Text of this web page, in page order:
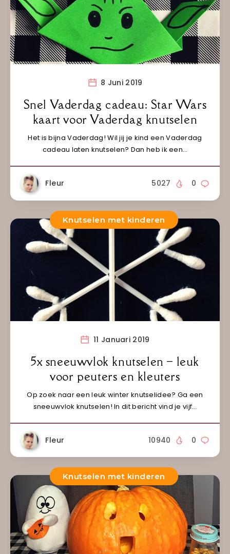
8 Juni 2019
Snel Vaderdag cadeau: Star Wars
kaart voor Vaderdag knutselen
Het is bijna Vaderdag! Wil jij je kind een Vaderdag
cadeau laten knutselen? Dan heb ik een…
Fleur 0
5027
Knutselen met kinderen
11 Januari 2019
5x sneeuwvlok knutselen – leuk
voor peuters en kleuters
Op zoek naar een leuk winter knutselidee? Ga een
sneeuwvlok knutselen! In dit bericht vind je vijf…
Fleur 0
10940
Knutselen met kinderen